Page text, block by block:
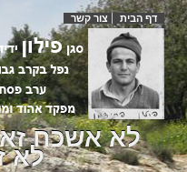
דף הבית צור קשר
לא אשכח
לא